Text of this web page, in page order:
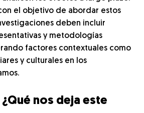
el objetivo de abordar estos
deben incluir
y metodologías
factores contextuales como
y culturales en los
nos deja este